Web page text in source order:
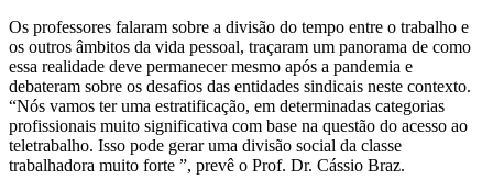
Os professores falaram sobre a divisão do tempo entre o trabalho e
os outros âmbitos da vida pessoal, traçaram um panorama de como
essa realidade deve permanecer mesmo após a pandemia e
debateram sobre os desafios das entidades sindicais neste contexto.
“Nós vamos ter uma estratificação, em determinadas categorias
profissionais muito significativa com base na questão do acesso ao
teletrabalho. Isso pode gerar uma divisão social da classe
trabalhadora muito forte ”, prevê o Prof. Dr. Cássio Braz.